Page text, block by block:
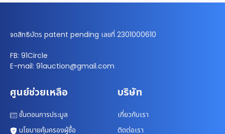
จดสิทธิบัตร patent pending เลขที่ 2301000610
FB: 91Circle
E-mail: 91auction@gmail.com
ศูนย์ช่วยเหลือ
ขั้นตอนการประมูล
นโยบายคุ้มครองผู้ซื้อ
บริษัท
เกี่ยวกับเรา
ติดต่อเรา